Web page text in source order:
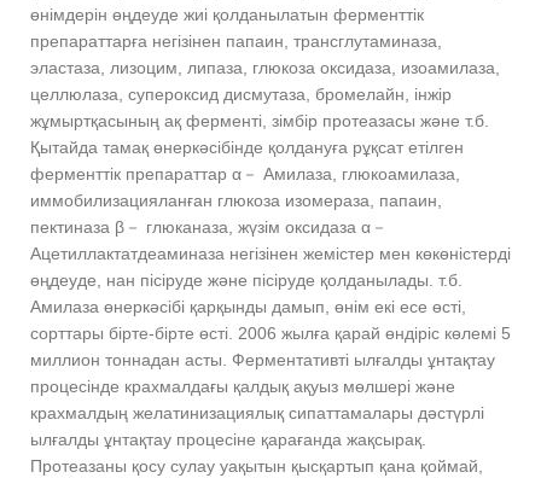
өнімдерін өңдеуде жиі қолданылатын ферменттік
препараттарға негізінен папаин, трансглутаминаза,
эластаза, лизоцим, липаза, глюкоза оксидаза, изоамилаза,
целлюлаза, супероксид дисмутаза, бромелайн, інжір
жұмыртқасының ақ ферменті, зімбір протеазасы және т.б.
Қытайда тамақ өнеркәсібінде қолдануға рұқсат етілген
ферменттік препараттар α－ Амилаза, глюкоамилаза,
иммобилизацияланған глюкоза изомераза, папаин,
пектиназа β－ глюканаза, жүзім оксидаза α－
Ацетиллактатдеаминаза негізінен жемістер мен көкөністерді
өңдеуде, нан пісіруде және пісіруде қолданылады. т.б.
Амилаза өнеркәсібі қарқынды дамып, өнім екі есе өсті,
сорттары бірте-бірте өсті. 2006 жылға қарай өндіріс көлемі 5
миллион тоннадан асты. Ферментативті ылғалды ұнтақтау
процесінде крахмалдағы қалдық ақуыз мөлшері және
крахмалдың желатинизациялық сипаттамалары дәстүрлі
ылғалды ұнтақтау процесіне қарағанда жақсырақ.
Протеазаны қосу сулау уақытын қысқартып қана қоймай,